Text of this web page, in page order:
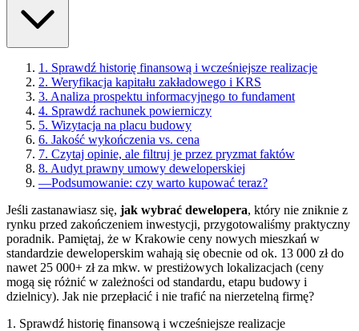
1. Sprawdź historię finansową i wcześniejsze realizacje
2. Weryfikacja kapitału zakładowego i KRS
3. Analiza prospektu informacyjnego to fundament
4. Sprawdź rachunek powierniczy
5. Wizytacja na placu budowy
6. Jakość wykończenia vs. cena
7. Czytaj opinie, ale filtruj je przez pryzmat faktów
8. Audyt prawny umowy deweloperskiej
—Podsumowanie: czy warto kupować teraz?
Jeśli zastanawiasz się, jak wybrać dewelopera, który nie zniknie z
rynku przed zakończeniem inwestycji, przygotowaliśmy praktyczny
poradnik. Pamiętaj, że w Krakowie ceny nowych mieszkań w
standardzie deweloperskim wahają się obecnie od ok. 13 000 zł do
nawet 25 000+ zł za mkw. w prestiżowych lokalizacjach (ceny
mogą się różnić w zależności od standardu, etapu budowy i
dzielnicy). Jak nie przepłacić i nie trafić na nierzetelną firmę?
1. Sprawdź historię finansową i wcześniejsze realizacje